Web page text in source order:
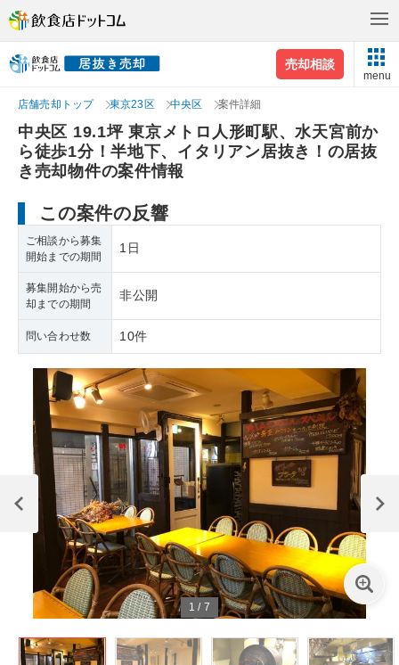
売却相談
menu
店舗売却トップ 東京23区 中央区 案件詳細
中央区 19.1坪 東京メトロ人形町駅、水天宮前か
ら徒歩1分！半地下、イタリアン居抜き！の居抜
き売却物件の案件情報
この案件の反響
ご相談から募集
開始までの期間
1日
募集開始から売
却までの期間
非公開
問い合わせ数 10件
1 / 7